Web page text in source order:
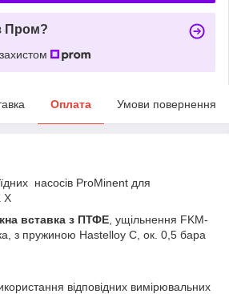
Пром?
Оплата Умови повернення
насосів ProMinent для
X
вставка з ПТФЕ , ущільнення FKM-
з пружиною Hastelloy C, ок. 0,5 бара
відповідних вимірювальних